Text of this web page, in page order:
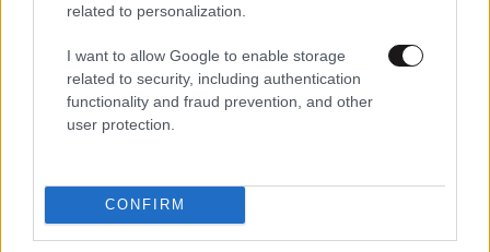
related to personalization.
I want to allow Google to enable storage
related to security, including authentication
functionality and fraud prevention, and other
user protection.
CONFIRM
TRENDING